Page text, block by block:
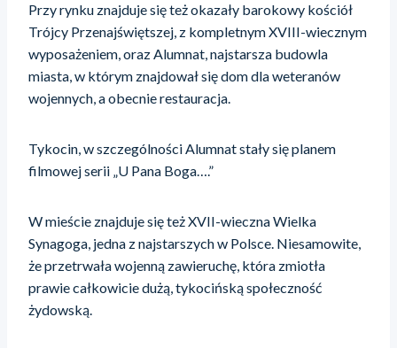
Przy rynku znajduje się też okazały barokowy kościół
Trójcy Przenajświętszej, z kompletnym XVIII-wiecznym
wyposażeniem, oraz Alumnat, najstarsza budowla
miasta, w którym znajdował się dom dla weteranów
wojennych, a obecnie restauracja.
Tykocin, w szczególności Alumnat stały się planem
filmowej serii „U Pana Boga….”
W mieście znajduje się też XVII-wieczna Wielka
Synagoga, jedna z najstarszych w Polsce. Niesamowite,
że przetrwała wojenną zawieruchę, która zmiotła
prawie całkowicie dużą, tykocińską społeczność
żydowską.